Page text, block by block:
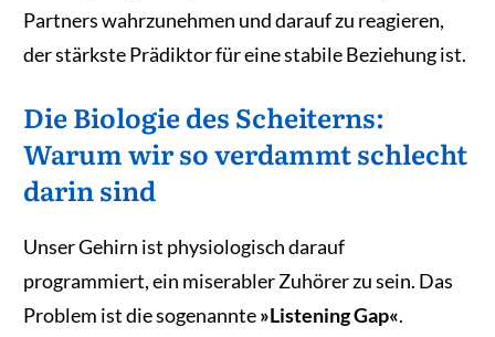
Partners wahrzunehmen und darauf zu reagieren,
der stärkste Prädiktor für eine stabile Beziehung ist.
Die Biologie des Scheiterns:
Warum wir so verdammt schlecht
darin sind
Unser Gehirn ist physiologisch darauf
programmiert, ein miserabler Zuhörer zu sein. Das
Problem ist die sogenannte»Listening Gap«.